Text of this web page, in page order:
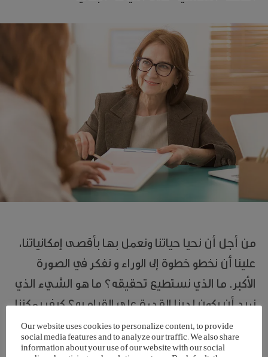
من أجل أن نحيا حياتنا ونعمل بها بأقصى إمكانياتنا،
علينا أن نخطو خطوة إلى الوراء و نفكر في الصورة
الأكبر. ما الذي نستطيع تحقيقه؟ ما هو الشيء الذي
نريد أن يكون لدينا القدرة على القيام به؟ كيف يمكننا
الوصول إلى هذه المرحلة؟ يتخصص التدريب الصحي
وعلم نفس الأداء على حد سواء في مجموعة من
Our website uses cookies to personalize content, to provide
social media features and to analyze our traffic. We also share
information about your use of our website with our social